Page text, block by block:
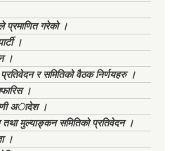
प्रमाणित गरेको ।
।
।
र समितिको वैठक निर्णयहरु ।
।
अादेश ।
तथा मुल्याङ्कन समितिको प्रतिवेदन ।
।